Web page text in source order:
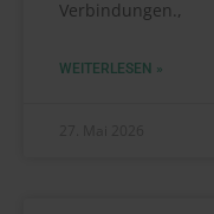
Verbindungen.,
WEITERLESEN »